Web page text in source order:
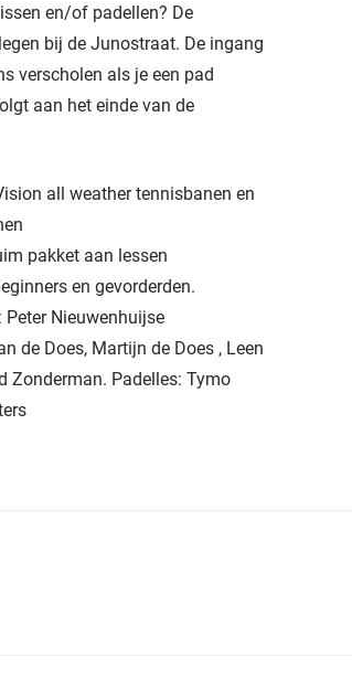
en/of padellen? De
bij de Junostraat. De ingang
verscholen als je een pad
aan het einde van de
all weather tennisbanen en
pakket aan lessen
en gevorderden.
Peter Nieuwenhuijse
de Does, Martijn de Does , Leen
Zonderman. Padelles: Tymo